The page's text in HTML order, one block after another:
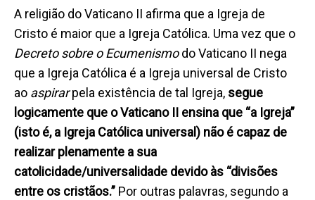
A religião do Vaticano II afirma que a Igreja de
Cristo é maior que a Igreja Católica. Uma vez que o
Decreto sobre o Ecumenismodo Vaticano II nega
que a Igreja Católica é a Igreja universal de Cristo
ao aspirarpela existência de tal Igreja, segue
logicamente que o Vaticano II ensina que “a Igreja”
(isto é, a Igreja Católica universal) não é capaz de
realizar plenamente a sua
catolicidade/universalidade devido às “divisões
entre os cristãos.” Por outras palavras, segundo a